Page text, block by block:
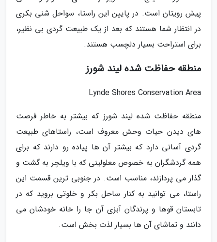
پیش رویتان است. در پایین این راستا، سواحل شنی بکری
در انتظار شما هستند که بعد از یک طبیعت گردی بی نظیر،
برای استراحت بسیار دلچسب هستند.
منطقه حفاظت شده لیند شورز
Lynde Shores Conservation Area
منطقه حفاظت شده لیند شورز که بیشتر به خاطر فرصت
های دیدن حیات وحش معروف است، راستاهای طبیعت
گردی آسانی دارد که بیشتر آن ها پیاده رو دارند که برای
همه گردشگران به خصوص معلولینی که با ویلچر به گشت و
گذار می پردازند، مناسب است. در جنوبی ترین قسمت این
راستا، می توانید به کنار ساحل بکر و خلوتی بروید که در
تابستان قوها و پرندگان آبزی آن جا را خانه خودشان می
دانند و تماشای آن ها بسیار لذت بخش است.